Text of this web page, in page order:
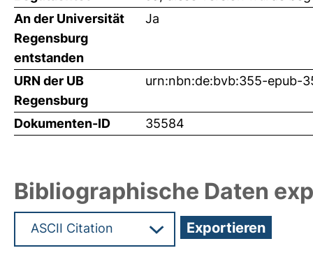
An der Universität
Regensburg
entstanden
Ja
URN der UB
Regensburg
urn:nbn:de:bvb:355-epub-
Dokumenten-ID 35584
Bibliographische Daten